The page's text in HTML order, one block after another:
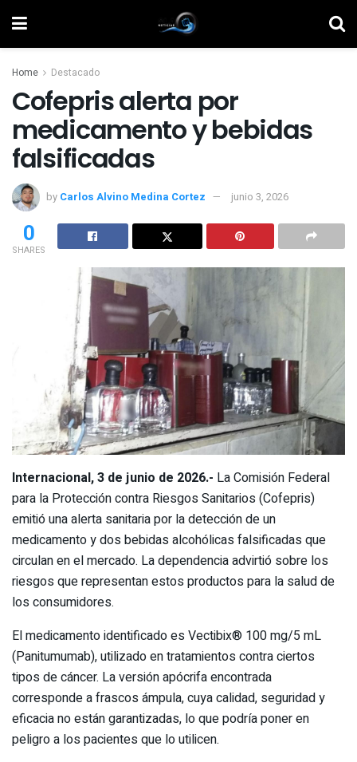
Home Destacado
Cofepris alerta por
medicamento y bebidas
falsificadas
by Carlos Alvino Medina Cortez junio 3, 2026
0
SHARES
Internacional, 3 de junio de 2026.- La Comisión Federal
para la Protección contra Riesgos Sanitarios (Cofepris)
emitió una alerta sanitaria por la detección de un
medicamento y dos bebidas alcohólicas falsificadas que
circulan en el mercado. La dependencia advirtió sobre los
riesgos que representan estos productos para la salud de
los consumidores.
El medicamento identificado es Vectibix® 100 mg/5 mL
(Panitumumab), utilizado en tratamientos contra ciertos
tipos de cáncer. La versión apócrifa encontrada
corresponde a frascos ámpula, cuya calidad, seguridad y
eficacia no están garantizadas, lo que podría poner en
peligro a los pacientes que lo utilicen.